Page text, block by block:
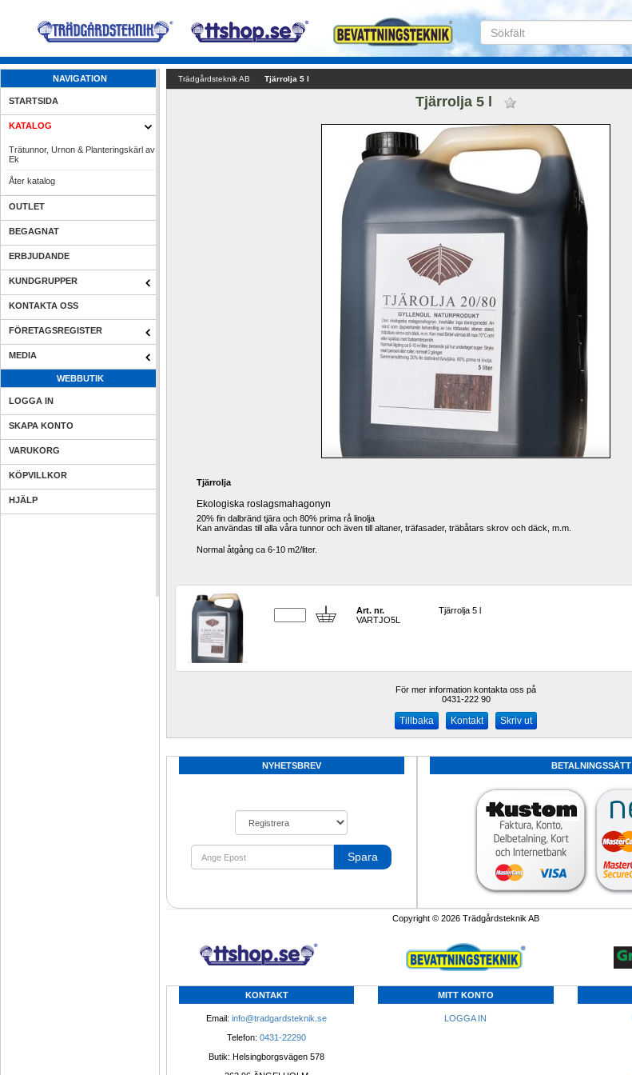
NAVIGATION
STARTSIDA
KATALOG
Trätunnor, Urnon & Planteringskärl av
Ek
Åter katalog
OUTLET
BEGAGNAT
ERBJUDANDE
KUNDGRUPPER
KONTAKTA OSS
FÖRETAGSREGISTER
MEDIA
WEBBUTIK
LOGGA IN
SKAPA KONTO
VARUKORG
KÖPVILLKOR
HJÄLP
Trädgårdsteknik AB Tjärrolja 5 l
Tjärrolja 5 l
Tjärrolja
Ekologiska roslagsmahagonyn
20% fin dalbränd tjära och 80% prima rå linolja
Kan användas till alla våra tunnor och även till altaner, träfasader, träbåtars skrov och däck, m.m.
Normal åtgång ca 6-10 m2/liter.
Art. nr.
VARTJO5L
Tjärrolja 5 l
För mer information kontakta oss på
0431-222 90
Kontakt Skriv ut
NYHETSBREV
Spara
BETALNINGSSÄTT
Copyright © 2026 Trädgårdsteknik AB
KONTAKT
Email: info@tradgardsteknik.se
Telefon: 0431-22290
Butik: Helsingborgsvägen 578
MITT KONTO
LOGGA IN